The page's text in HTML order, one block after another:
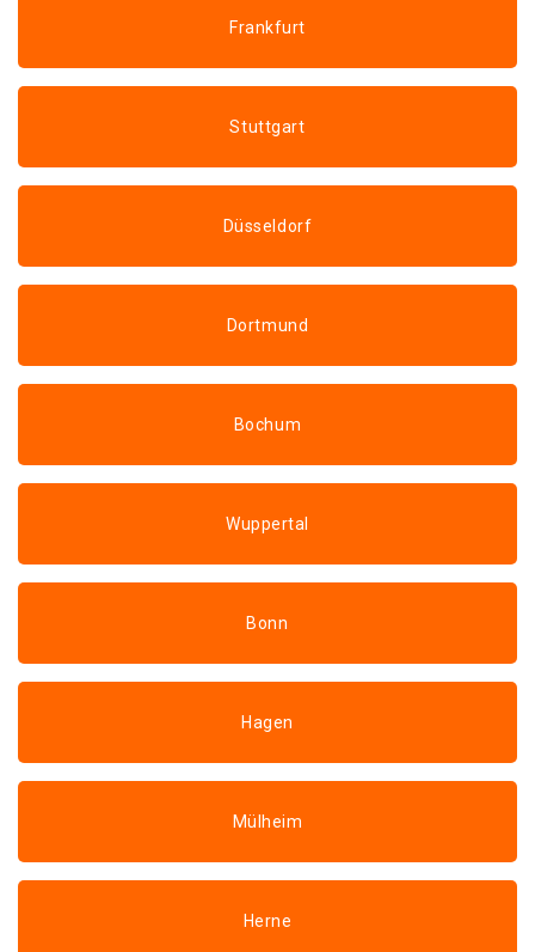
Frankfurt
Stuttgart
Düsseldorf
Dortmund
Bochum
Wuppertal
Bonn
Hagen
Mülheim
Herne